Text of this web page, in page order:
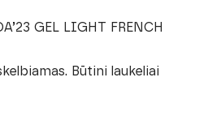
GEL LIGHT FRENCH
Būtini laukeliai